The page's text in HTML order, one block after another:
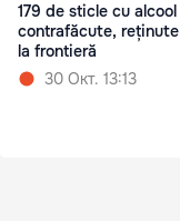
179 de sticle cu alcool
contrafăcute, reținute
la frontieră
30 Окт. 13:13